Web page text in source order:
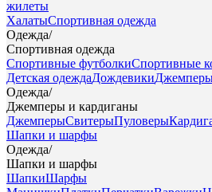
жилеты
ХалатыСпортивная одежда
Одежда/
Спортивная одежда
Спортивные футболкиСпортивные
Детская одеждаДождевики
Одежда/
Джемперы и кардиганы
ДжемперыСвитерыПуловеры
Шапки и шарфы
Одежда/
Шапки и шарфы
ШапкиШарфы